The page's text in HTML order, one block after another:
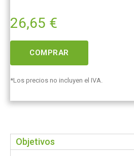
26,65 €
COMPRAR
*Los precios no incluyen el IVA.
Objetivos